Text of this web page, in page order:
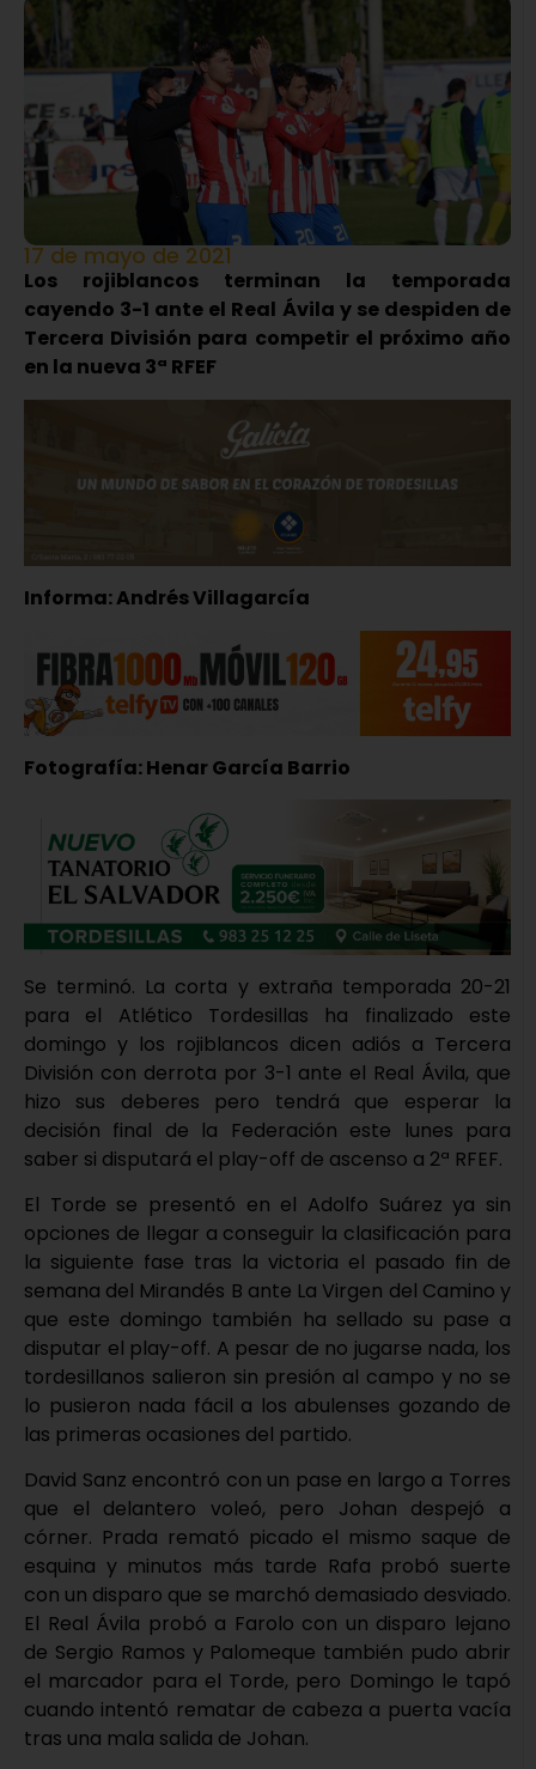
17 de mayo de 2021
Los rojiblancos terminan la temporada
cayendo 3-1 ante el Real Ávila y se despiden de
Tercera División para competir el próximo año
en la nueva 3ª RFEF
Informa: Andrés Villagarcía
Fotografía: Henar García Barrio
Se terminó. La corta y extraña temporada 20-21
para el Atlético Tordesillas ha finalizado este
domingo y los rojiblancos dicen adiós a Tercera
División con derrota por 3-1 ante el Real Ávila, que
hizo sus deberes pero tendrá que esperar la
decisión final de la Federación este lunes para
saber si disputará el play-off de ascenso a 2ª RFEF.
El Torde se presentó en el Adolfo Suárez ya sin
opciones de llegar a conseguir la clasificación para
la siguiente fase tras la victoria el pasado fin de
semana del Mirandés B ante La Virgen del Camino y
que este domingo también ha sellado su pase a
disputar el play-off. A pesar de no jugarse nada, los
tordesillanos salieron sin presión al campo y no se
lo pusieron nada fácil a los abulenses gozando de
las primeras ocasiones del partido.
David Sanz encontró con un pase en largo a Torres
que el delantero voleó, pero Johan despejó a
córner. Prada remató picado el mismo saque de
esquina y minutos más tarde Rafa probó suerte
con un disparo que se marchó demasiado desviado.
El Real Ávila probó a Farolo con un disparo lejano
de Sergio Ramos y Palomeque también pudo abrir
el marcador para el Torde, pero Domingo le tapó
cuando intentó rematar de cabeza a puerta vacía
tras una mala salida de Johan.